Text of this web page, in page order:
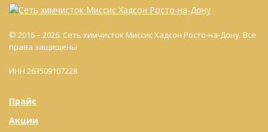
© 2016 – 2026. Сеть химчисток Миссис Хадсон Росто-на-Дону. Все
права защищены
ИНН 263509107228
Прайс
Акции